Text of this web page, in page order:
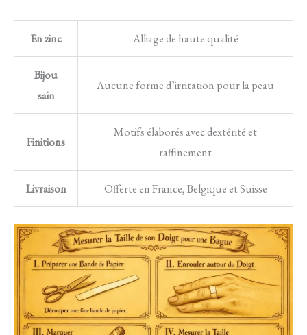
En zinc Alliage de haute qualité
Bijou
sain
Aucune forme d’irritation pour la peau
Finitions
Motifs élaborés avec dextérité et
raffinement
Livraison Offerte en France, Belgique et Suisse